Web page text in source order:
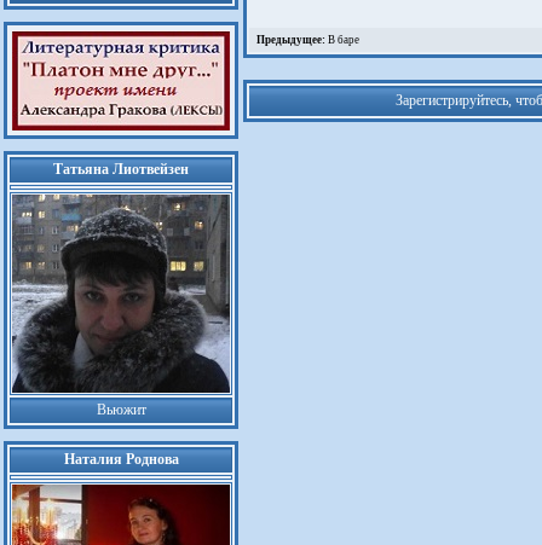
Татьяна Лиотвейзен
Вьюжит
Наталия Роднова
Предыдущее: В баре
Зарегистрируйтесь,